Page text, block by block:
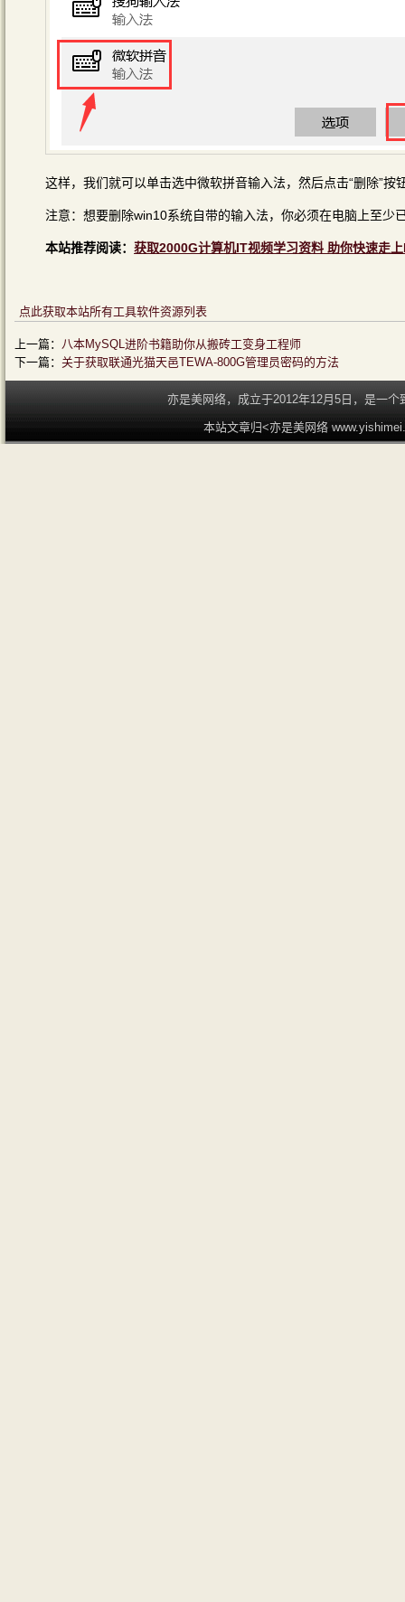
这样，我们就可以单击选中微软拼音输入法，然后点击“删除”按
注意：想要删除win10系统自带的输入法，你必须在电脑上至少
本站推荐阅读： 获取2000G计算机IT视频学习资料 助你快速走
点此获取本站所有工具软件资源列表
上一篇： 八本MySQL进阶书籍助你从搬砖工变身工程师
下一篇： 关于获取联通光猫天邑TEWA-800G管理员密码的方法
亦是美网络，成立于2012年12月5日，是一
本站文章归<亦是美网络